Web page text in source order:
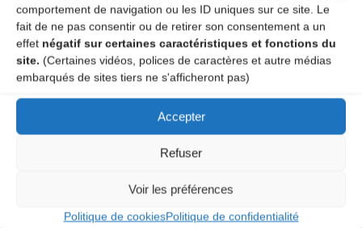
comportement de navigation ou les ID uniques sur ce site. Le
fait de ne pas consentir ou de retirer son consentement a un
effet négatif sur certaines caractéristiques et fonctions du
site. (Certaines vidéos, polices de caractères et autre médias
embarqués de sites tiers ne s'afficheront pas)
Accepter
Refuser
Voir les préférences
Politique de cookiesPolitique de confidentialité
des plateaux
volcaniques
du Velay et compositions personnelles et folk,Laurent
Machabert(accordéon diatonique) etSylvain Vuidart(flûte
traversière) proposent une musique à danser à leur
image, une musique pétillante au son brillant, une musique
Groupe proposé par le CDMDT43